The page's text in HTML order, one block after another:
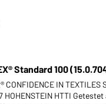
Standard 100
CONFIDENCE IN TEXTILES
HOHENSTEIN HTTI